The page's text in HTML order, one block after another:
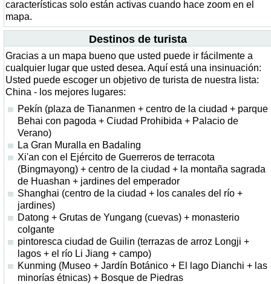
características solo están activas cuando hace zoom en el
mapa.
Destinos de turista
Gracias a un mapa bueno que usted puede ir fácilmente a
cualquier lugar que usted desea. Aquí está una insinuación:
Usted puede escoger un objetivo de turista de nuestra lista:
China - los mejores lugares:
Pekín (plaza de Tiananmen + centro de la ciudad + parque
Behai con pagoda + Ciudad Prohibida + Palacio de
Verano)
La Gran Muralla en Badaling
Xi'an con el Ejército de Guerreros de terracota
(Bingmayong) + centro de la ciudad + la montaña sagrada
de Huashan + jardines del emperador
Shanghai (centro de la ciudad + los canales del río +
jardines)
Datong + Grutas de Yungang (cuevas) + monasterio
colgante
pintoresca ciudad de Guilin (terrazas de arroz Longji +
lagos + el río Li Jiang + campo)
Kunming (Museo + Jardín Botánico + El lago Dianchi + las
minorías étnicas) + Bosque de Piedras